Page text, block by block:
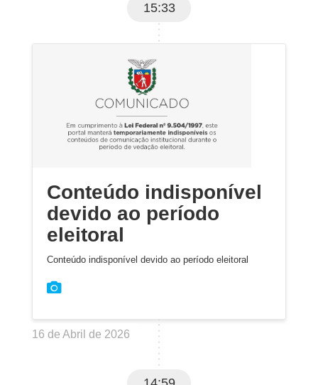
15:33
Conteúdo indisponível
devido ao período
eleitoral
Conteúdo indisponível devido ao período eleitoral
16 de Abril de 2026